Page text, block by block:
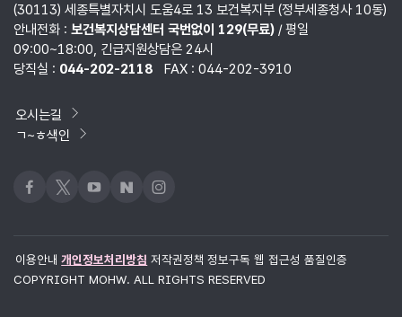
(30113) 세종특별자치시 도움4로 13 보건복지부 (정부세종청사 10동)
안내전화 : 보건복지상담센터 국번없이 129(무료)/ 평일
09:00~18:00, 긴급지원상담은 24시
당직실 : 044-202-2118 FAX : 044-202-3910
오시는길
ㄱ~ㅎ색인
페이스북
x 유튜브네이버블로그
인스타그램
이용안내 개인정보처리방침 저작권정책 정보구독 웹 접근성 품질인증
COPYRIGHT MOHW. ALL RIGHTS RESERVED